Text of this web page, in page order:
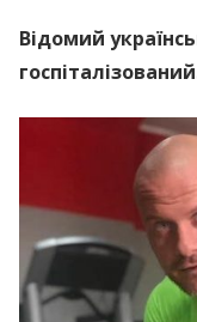
Відомий